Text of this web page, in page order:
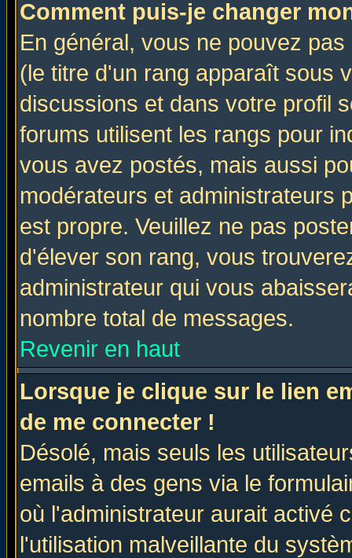
Comment puis-je changer
En général, vous ne pouvez
(le titre d'un rang apparaît sous
discussions et dans votre profil
forums utilisent les rangs pour
vous avez postés, mais aussi
modérateurs et administrateurs
est propre. Veuillez ne pas
d'élever son rang, vous
administrateur qui vous
nombre total de messages.
Revenir en haut
Lorsque je clique sur le lien
de me connecter !
Désolé, mais seuls les
emails à des gens via le
où l'administrateur aurait activé
l'utilisation malveillante du